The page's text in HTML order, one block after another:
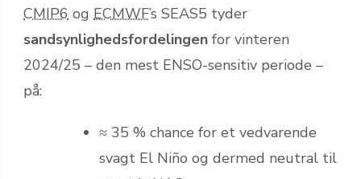
CMIP6 og ECMWF’s SEAS5 tyder
sandsynlighedsfordelingen for vinteren
2024/25 – den mest ENSO-sensitiv periode –
på:
≈ 35 % chance for et vedvarende
svagt El Niño og dermed neutral til